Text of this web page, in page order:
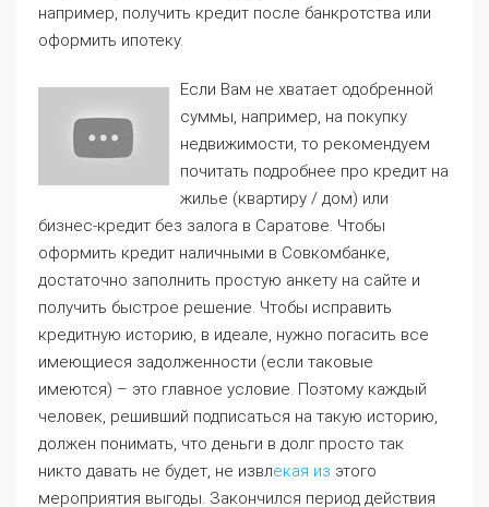
например, получить кредит после банкротства или
оформить ипотеку.
Если Вам не хватает одобренной
суммы, например, на покупку
недвижимости, то рекомендуем
почитать подробнее про кредит на
жилье (квартиру / дом) или
бизнес-кредит без залога в Саратове. Чтобы
оформить кредит наличными в Совкомбанке,
достаточно заполнить простую анкету на сайте и
получить быстрое решение. Чтобы исправить
кредитную историю, в идеале, нужно погасить все
имеющиеся задолженности (если таковые
имеются) – это главное условие. Поэтому каждый
человек, решивший подписаться на такую историю,
должен понимать, что деньги в долг просто так
никто давать не будет, не извлекая из этого
мероприятия выгоды. Закончился период действия